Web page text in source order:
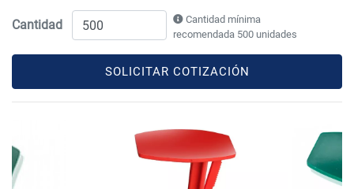
Cantidad
Cantidad mínima
recomendada 500 unidades
SOLICITAR COTIZACIÓN